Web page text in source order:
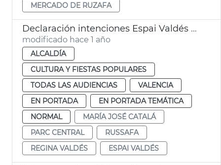
MERCADO DE RUZAFA
Declaración intenciones Espai Valdés València
modificado hace 1 año
ALCALDÍA
CULTURA Y FIESTAS POPULARES
TODAS LAS AUDIENCIAS
VALENCIA
EN PORTADA
EN PORTADA TEMÁTICA
NORMAL
MARÍA JOSÉ CATALÁ
PARC CENTRAL
RUSSAFA
REGINA VALDÉS
ESPAI VALDÉS